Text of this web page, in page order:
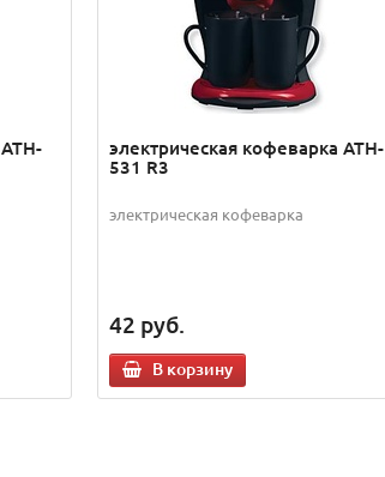
электрическая кофеварка ATH-
531 R3
электрическая кофеварка
42 руб.
В корзину